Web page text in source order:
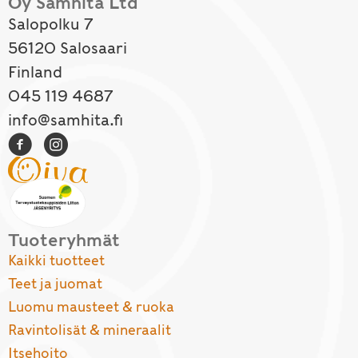
Salopolku 7
56120 Salosaari
Finland
045 119 4687
info@samhita.fi
Tuoteryhmät
Kaikki tuotteet
Teet ja juomat
Luomu mausteet & ruoka
Ravintolisät & mineraalit
Itsehoito